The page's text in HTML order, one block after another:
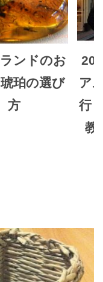
ンドのお
珀の選び
方
ア
行
教